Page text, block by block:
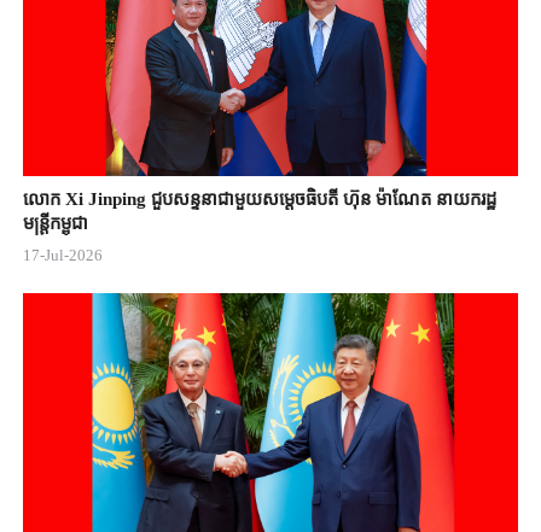
លោក Xi Jinping ជួបសន្ទនាជាមួយសម្តេចធិបតី ហ៊ុន ម៉ាណែត នាយករដ្ឋ
មន្ត្រីកម្ពុជា
17-Jul-2026